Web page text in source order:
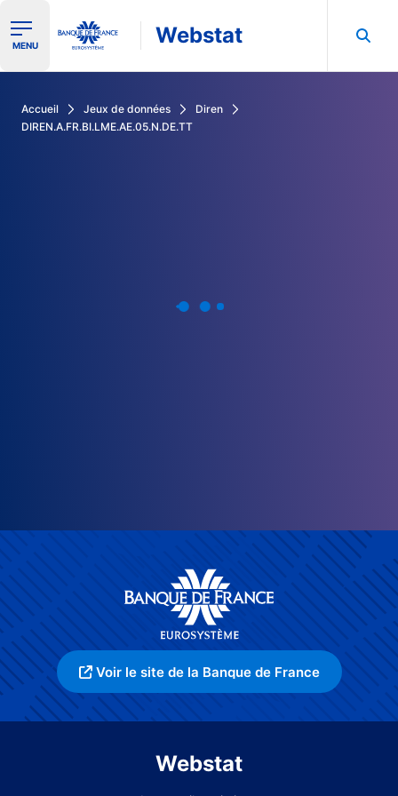
Ouvrir le menu de navigation
MENU Webstat
Accueil Jeux de données
Diren
DIREN.A.FR.BI.LME.AE.05.N.DE.TT
Voir le site de la Banque de France
Webstat